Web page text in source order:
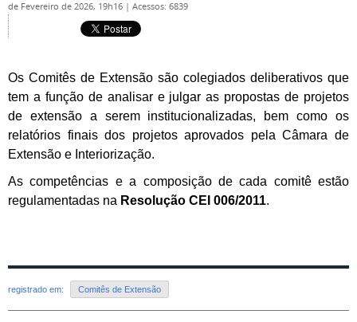
de Fevereiro de 2026, 19h16 | Acessos: 6839
Os Comitês de Extensão são colegiados deliberativos que
tem a função de analisar e julgar as propostas de projetos
de extensão a serem institucionalizadas, bem como os
relatórios finais dos projetos aprovados pela Câmara de
Extensão e Interiorização.
As competências e a composição de cada comitê estão
regulamentadas na Resolução CEI 006/2011.
registrado em: Comitês de Extensão